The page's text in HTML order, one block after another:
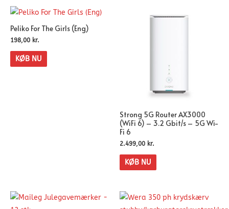
Peliko For The Girls (Eng)
198,00 kr.
KØB NU
Strong 5G Router AX3000
(WiFi 6) – 3.2 Gbit/s – 5G Wi-
Fi 6
2.499,00 kr.
KØB NU